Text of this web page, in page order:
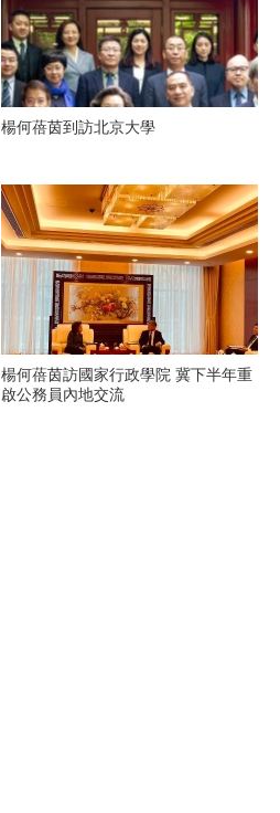
楊何蓓茵到訪北京大學
楊何蓓茵訪國家行政學院 冀下半年重
啟公務員內地交流